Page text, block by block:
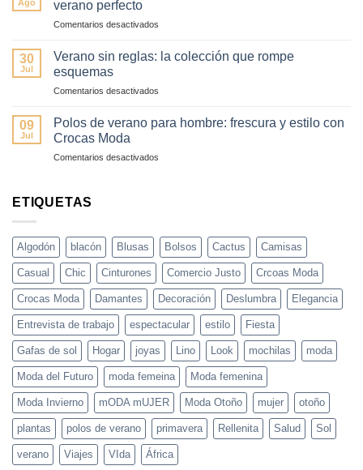
elegante
a
Ago
verano perfecto
Comentarios desactivados
amanecer
para
30
Jul
Verano sin reglas: la colección que rompe
esquemas
Comentarios desactivados
09
Jul
Polos de verano para hombre: frescura y estilo con
Crocas Moda
Comentarios desactivados
frescura
estilo
con
Crocas
Moda
ETIQUETAS
Algodón blacón Blusas Bolsos Cactus Camisas
Casual Chic Cinturones Comercio Justo Crcoas Moda
Crocas Moda Damantes Decoración Deslumbra Elegancia
Entrevista de trabajo espectacular estilo Fiesta
Gafas de sol Hogar joyas Lino Look mochilas moda
Moda del Futuro moda femeina Moda femenina
Moda Invierno mODA mUJER Moda Otoño mujer otoño
plantas polos de verano primavera Rellenita Salud Sol
verano Viajes VIda África